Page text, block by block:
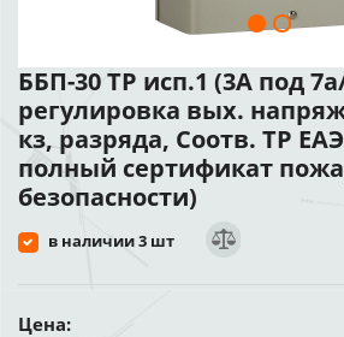
ББП-30 ТР исп.1 (3А под
регулировка вых.
кз, разряда, Соотв. ТР
полный сертификат
безопасности)
в наличии 3 шт
Цена: